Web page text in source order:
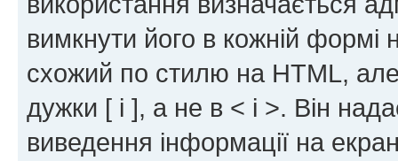
вимкнути його в кожній
схожий по стилю на HTML, але
дужки [ і ], а не в < і >. Він
виведення інформації на